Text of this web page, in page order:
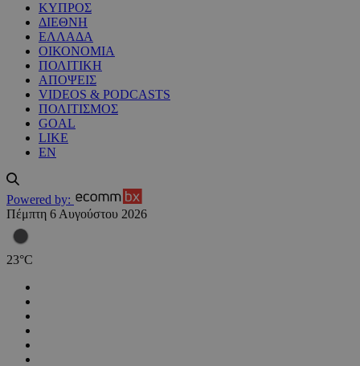
ΚΥΠΡΟΣ
ΔΙΕΘΝΗ
ΕΛΛΑΔΑ
ΟΙΚΟΝΟΜΙΑ
ΠΟΛΙΤΙΚΗ
ΑΠΟΨΕΙΣ
VIDEOS & PODCASTS
ΠΟΛΙΤΙΣΜΟΣ
GOAL
LIKE
EN
Powered by:
Πέμπτη 6 Αυγούστου 2026
23°C